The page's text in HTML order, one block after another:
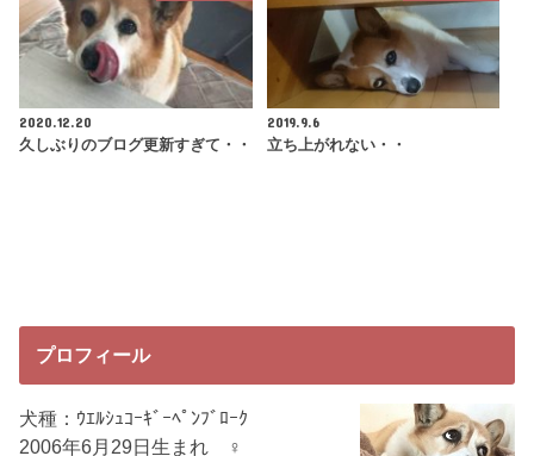
2020.12.20
久しぶりのブログ更新すぎて・・
2019.9.6
立ち上がれない・・
プロフィール
犬種：ｳｴﾙｼｭｺｰｷﾞｰﾍﾟﾝﾌﾞﾛｰｸ
2006年6月29日生まれ ♀